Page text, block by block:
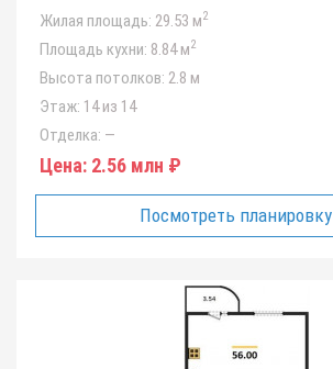
Жилая площадь: 29.53 м2
Площадь кухни: 8.84 м2
Высота потолков: 2.8 м
Этаж: 14 из 14
Отделка: —
Цена: 2.56 млн ₽
Посмотреть планировку